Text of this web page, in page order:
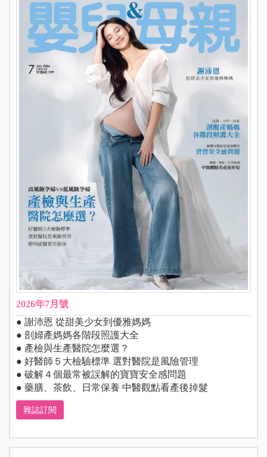
2026年7月號
● 謝沛恩 從甜美少女到優雅媽媽
● 剖婦產媽媽各階段照護大全
● 產檢與生產醫院怎麼選？
● 好醫師５大檢驗標準 選對醫院是風險管理
● 破解４個最常被誤解的寶寶安全感問題
● 藥膳、茶飲、日常保養 中醫觀點看產後掉髮
雜誌訂閱